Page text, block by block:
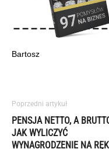
Bartosz
Poprzedni artykuł
PENSJA NETTO, A
JAK WYLICZYĆ
WYNAGRODZENIE NA